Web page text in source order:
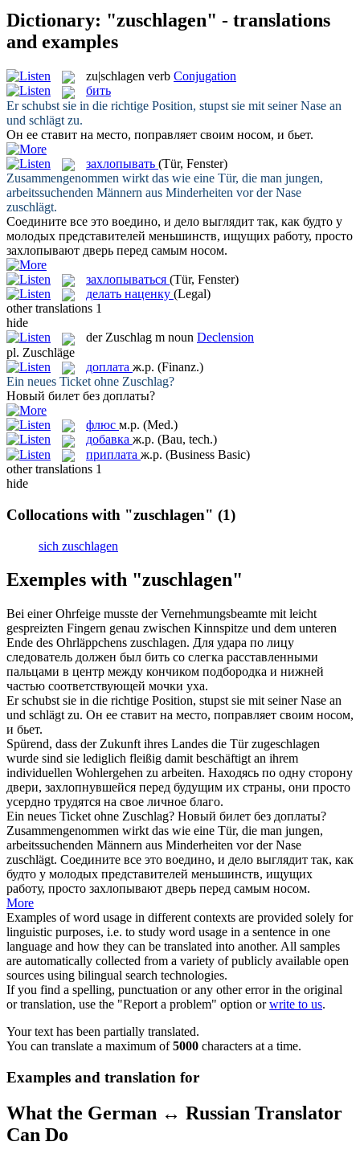
Dictionary: "zuschlagen" - translations
and examples
zu|schlagen verb Conjugation
бить
Er schubst sie in die richtige Position, stupst sie mit seiner Nase an
und schlägt zu.
Он ее ставит на место, поправляет своим носом, и бьет.
захлопывать (Tür, Fenster)
Zusammengenommen wirkt das wie eine Tür, die man jungen,
arbeitssuchenden Männern aus Minderheiten vor der Nase
zuschlägt.
Соедините все это воедино, и дело выглядит так, как будто у
молодых представителей меньшинств, ищущих работу, просто
захлопывают дверь перед самым носом.
захлопываться (Tür, Fenster)
делать наценку (Legal)
other translations 1
hide
derZuschlag m noun Declension
pl. Zuschläge
доплата ж.р. (Finanz.)
Ein neues Ticket ohne Zuschlag?
Новый билет без доплаты?
флюс м.р. (Med.)
добавка ж.р. (Bau, tech.)
приплата ж.р. (Business Basic)
other translations 1
hide
Collocations with "zuschlagen" (1)
sich zuschlagen
Exemples with "zuschlagen"
Bei einer Ohrfeige musste der Vernehmungsbeamte mit leicht
gespreizten Fingern genau zwischen Kinnspitze und dem unteren
Ende des Ohrläppchens zuschlagen. Для удара по лицу
следователь должен был бить со слегка расставленными
пальцами в центр между кончиком подбородка и нижней
частью соответствующей мочки уха.
Er schubst sie in die richtige Position, stupst sie mit seiner Nase an
und schlägt zu. Он ее ставит на место, поправляет своим носом,
и бьет.
Spürend, dass der Zukunft ihres Landes die Türzugeschlagen
wurde sind sie lediglich fleißig damit beschäftigt an ihrem
individuellen Wohlergehen zu arbeiten. Находясь по одну сторону
двери, захлопнувшейся перед будущим их страны, они просто
усердно трудятся на свое личное благо.
Ein neues Ticket ohne Zuschlag? Новый билет без доплаты?
Zusammengenommen wirkt das wie eine Tür, die man jungen,
arbeitssuchenden Männern aus Minderheiten vor der Nase
zuschlägt. Соедините все это воедино, и дело выглядит так, как
будто у молодых представителей меньшинств, ищущих
работу, просто захлопывают дверь перед самым носом.
More
Examples of word usage in different contexts are provided solely for
linguistic purposes, i.e. to study word usage in a sentence in one
language and how they can be translated into another. All samples
are automatically collected from a variety of publicly available open
sources using bilingual search technologies.
If you find a spelling, punctuation or any other error in the original
or translation, use the "Report a problem" option orwrite to us.
Your text has been partially translated.
You can translate a maximum of5000 characters at a time.
Examples and translation for
What the German ↔ Russian Translator
Can Do